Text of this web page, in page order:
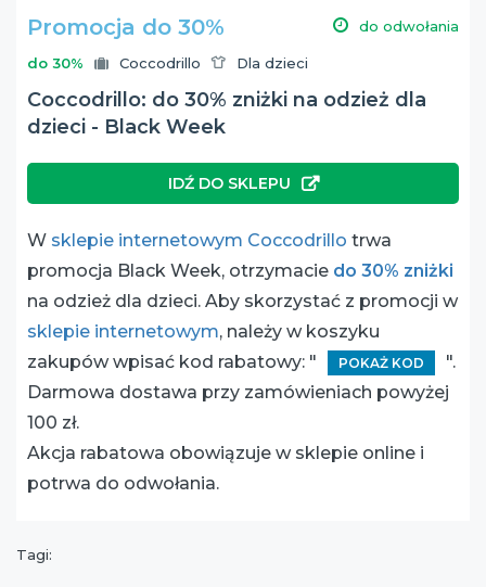
Promocja do 30% do odwołania
do 30% Coccodrillo Dla dzieci
Coccodrillo: do 30% zniżki na odzież dla
dzieci - Black Week
IDŹ DO SKLEPU
W sklepie internetowym Coccodrillo trwa
promocja Black Week, otrzymacie do 30% zniżki
na odzież dla dzieci. Aby skorzystać z promocji w
sklepie internetowym, należy w koszyku
zakupów wpisać kod rabatowy: "
POKAŻ KOD
".
Darmowa dostawa przy zamówieniach powyżej
100 zł.
Akcja rabatowa obowiązuje w sklepie online i
potrwa do odwołania.
Tagi: